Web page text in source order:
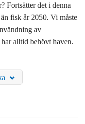
Fortsätter det i denna
fisk år 2050. Vi måste
av
alltid behövt haven.